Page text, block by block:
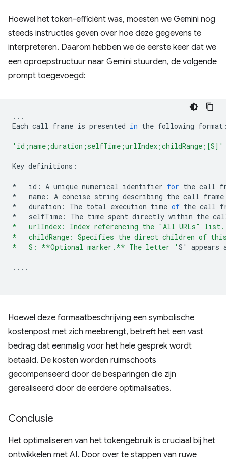
Hoewel het token-efficiënt was, moesten we Gemini nog
steeds instructies geven over hoe deze gegevens te
interpreteren. Daarom hebben we de eerste keer dat we
een oproepstructuur naar Gemini stuurden, de volgende
prompt toegevoegd:
...
Each call frame is presented in the following format
'id;name;duration;selfTime;urlIndex;childRange;[S]'
Key definitions :
* id : A unique numerical identifier for the call
*
name : A concise string describing the call frame
*
duration : The total execution time of the call
*
selfTime : The time spent directly within the
*   urlIndex: Index referencing the "All URLs"
*   childRange: Specifies the direct children of
*   S: **Optional marker.** The letter ' S ' appears
....
Hoewel deze formaatbeschrijving een symbolische
kostenpost met zich meebrengt, betreft het een vast
bedrag dat eenmalig voor het hele gesprek wordt
betaald. De kosten worden ruimschoots
gecompenseerd door de besparingen die zijn
gerealiseerd door de eerdere optimalisaties.
Conclusie
Het optimaliseren van het tokengebruik is cruciaal bij het
ontwikkelen met AI. Door over te stappen van ruwe